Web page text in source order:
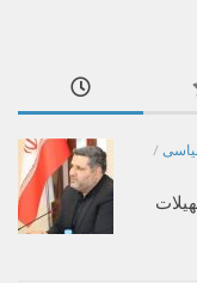
/
درصدی تسهیلات